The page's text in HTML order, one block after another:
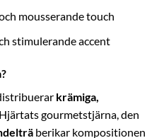
mousserande touch
stimulerande accent
krämiga,
Hjärtats gourmetstjärna, den
berikar kompositionen